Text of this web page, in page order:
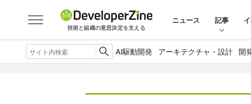
技術と組織の意思決定を支える
ニュース 記事
AI駆動開発 アーキテクチャ・設計 開